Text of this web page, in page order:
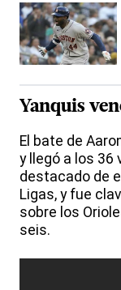
Yanquis
El bate de
y llegó a los 36
destacado de
Ligas, y fue
sobre los
seis.